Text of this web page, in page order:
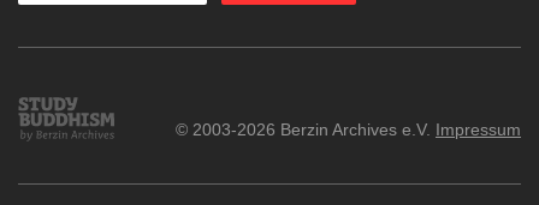
Study
Buddhism
© 2003-2026 Berzin Archives e.V. Impressum